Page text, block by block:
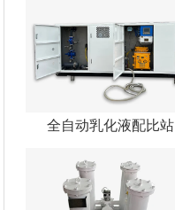
全自动乳化液配比站